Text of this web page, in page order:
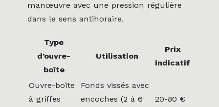
manœuvre avec une pression régulière
dans le sens antihoraire.
Type
d’ouvre-
boîte
Utilisation
Prix
indicatif
Ouvre-boîte
à griffes
Fonds vissés avec
encoches (2 à 6
20-80 €